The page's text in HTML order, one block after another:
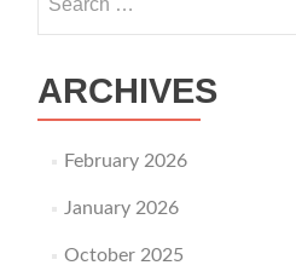
ARCHIVES
February 2026
January 2026
October 2025